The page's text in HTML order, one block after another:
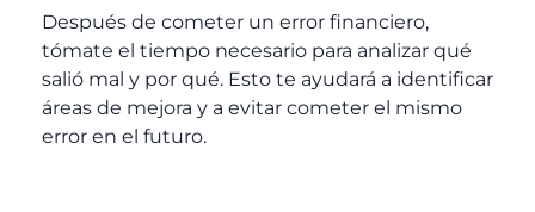
Después de cometer un error financiero,
tómate el tiempo necesario para analizar qué
salió mal y por qué. Esto te ayudará a identificar
áreas de mejora y a evitar cometer el mismo
error en el futuro.